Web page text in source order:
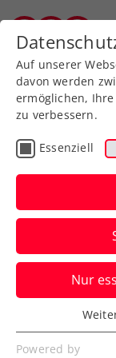
Zurück
Rollstuhltennis
ITF
Auch
Maximilian
Auf unserer
davon werden
ermöglichen,
zu verbessern.
Essenziell
Nur
Essenziell
Essenzielle
Powered by